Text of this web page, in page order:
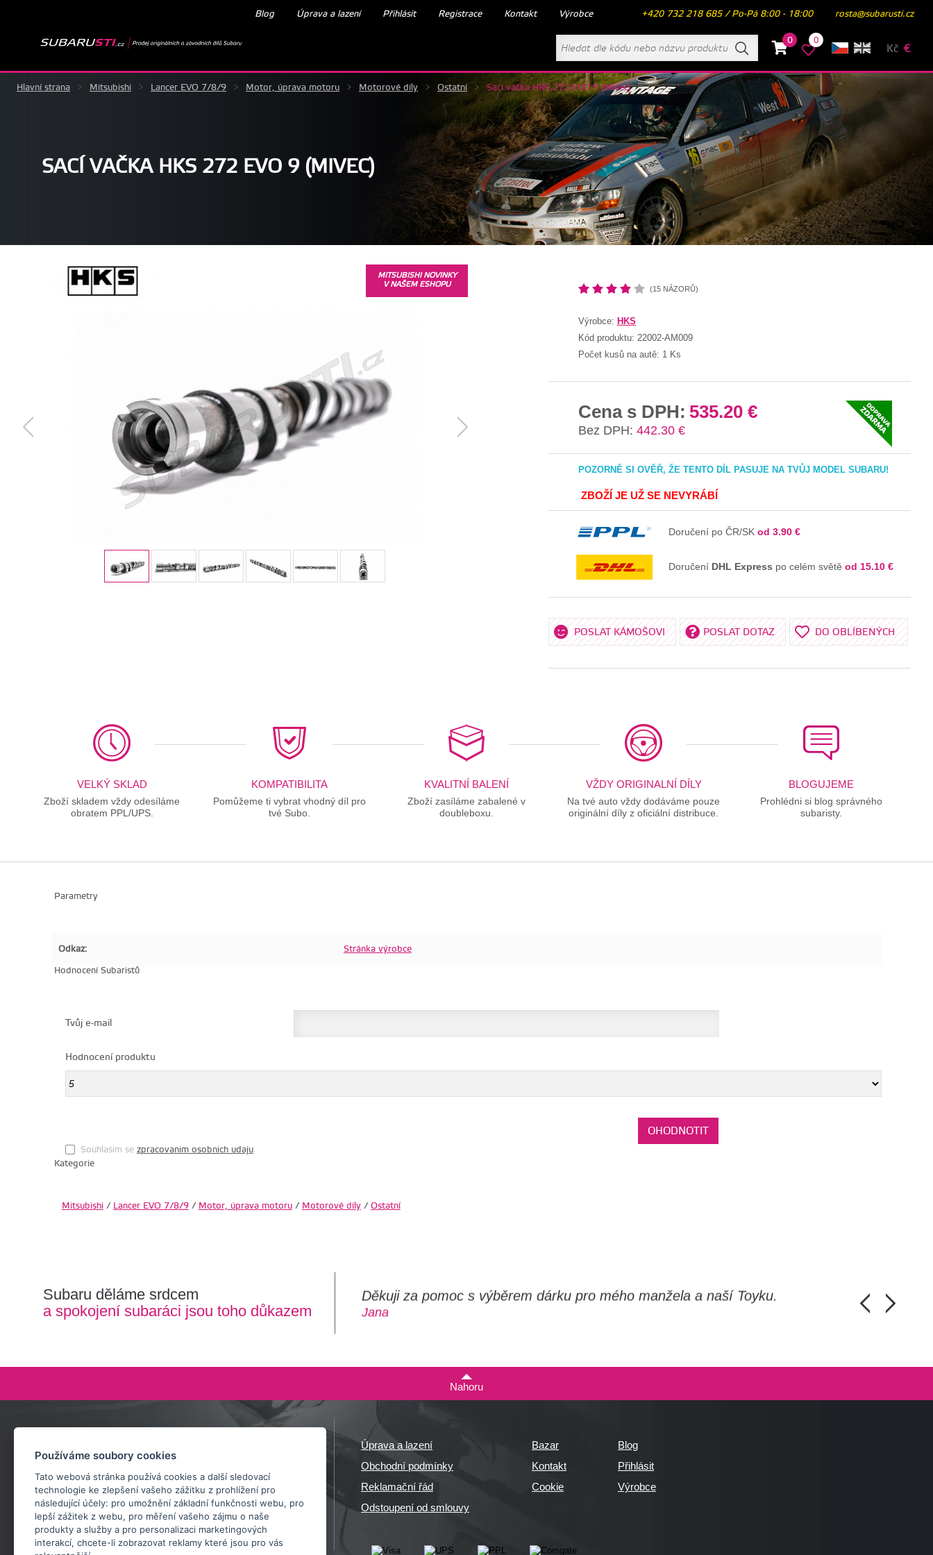
Používáme soubory cookies
Tato webová stránka používá cookies a další sledovací
technologie ke zlepšení vašeho zážitku z prohlížení pro
následující účely: pro umožnění základní funkčnosti webu, pro
lepší zážitek z webu, pro měření vašeho zájmu o naše
produkty a služby a pro personalizaci marketingových
interakcí, chcete-li zobrazovat reklamy které jsou pro vás
Blog Úprava a lazení Přihlásit Registrace Kontakt Výrobce +420 732 218 685 / Po-Pá 8:00 - 18:00 rosta@subarusti.cz
0 0
Kč €
Hlavní strana > Mitsubishi > Lancer EVO 7/8/9 > Motor, úprava motoru > Motorové díly > Ostatní > Sací vačka HKS 272 EVO 9 (Mivec)
SACÍ VAČKA HKS 272 EVO 9 (MIVEC)
MITSUBISHI NOVINKY
V NAŠEM ESHOPU
(15 NÁZORŮ)
Výrobce: HKS
Kód produktu: 22002-AM009
Počet kusů na autě: 1 Ks
Cena s DPH: 535.20 €
Bez DPH: 442.30 €
POZORNĚ SI OVĚŘ, ŽE TENTO DÍL PASUJE NA TVŮJ MODEL SUBARU!
ZBOŽÍ JE UŽ SE NEVYRÁBÍ
Doručení po ČR/SK od 3.90 €
Doručení DHL Express po celém světě od 15.10 €
POSLAT KÁMOŠOVI POSLAT DOTAZ DO OBLÍBENÝCH
VELKÝ SKLAD
Zboží skladem vždy odesíláme
obratem PPL/UPS.
KOMPATIBILITA
Pomůžeme ti vybrat vhodný díl pro
tvé Subo.
KVALITNÍ BALENÍ
Zboží zasíláme zabalené v
doubleboxu.
VŽDY ORIGINALNÍ DÍLY
Na tvé auto vždy dodáváme pouze
originální díly z oficiální distribuce.
BLOGUJEME
Prohlédni si blog správného
subaristy.
Parametry
Odkaz:
Stránka výrobce
Hodnocení Subaristů
Tvůj e-mail
Hodnocení produktu
Souhlasim se zpracovanim osobnich udaju.
Kategorie
Mitsubishi/ Lancer EVO 7/8/9/ Motor, úprava motoru/ Motorové díly/ Ostatní
Subaru děláme srdcem
a spokojení subaráci jsou toho důkazem
Děkuji za pomoc s výběrem dárku pro mého manžela a naší Toyku.
Jana
Chlapi, moc
Honza Pánka,
Nahoru
+420 732 218 685
rosta@subarusti.cz
POŠLI DOTAZ
Úprava a lazení
Obchodní podmínky
Reklamační řád
Odstoupení od smlouvy
Bazar
Kontakt
Cookie
Blog
Přihlásit
Výrobce